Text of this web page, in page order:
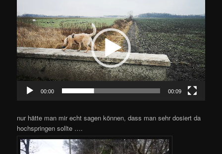
Player
00:00 00:09
nur hätte man mir echt sagen können, dass man sehr dosiert da
hochspringen sollte ….